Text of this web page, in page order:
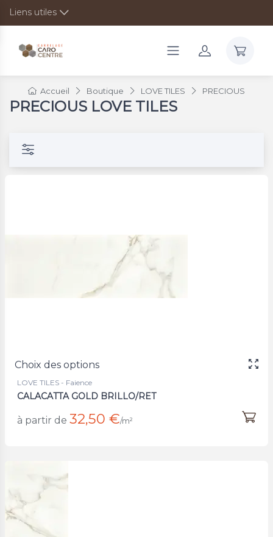
Liens utiles
Accueil Boutique LOVE TILES PRECIOUS
PRECIOUS LOVE TILES
Choix des options
LOVE TILES - Faience
CALACATTA GOLD BRILLO/RET
à partir de 32,50 €/m²